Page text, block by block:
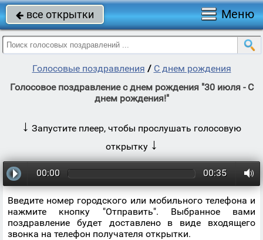
 все открытки Меню
Голосовые поздравления / С днем рождения
Голосовое поздравление с днем рождения "30 июля - С
днем рождения!"
↓ Запустите плеер, чтобы прослушать голосовую
открытку ↓
00:00 00:35
Введите номер городского или мобильного телефона и
нажмите кнопку "Отправить". Выбранное вами
поздравление будет доставлено в виде входящего
звонка на телефон получателя открытки.